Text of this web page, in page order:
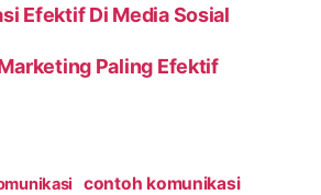
Efektif Di Media Sosial
Paling Efektif
contoh komunikasi